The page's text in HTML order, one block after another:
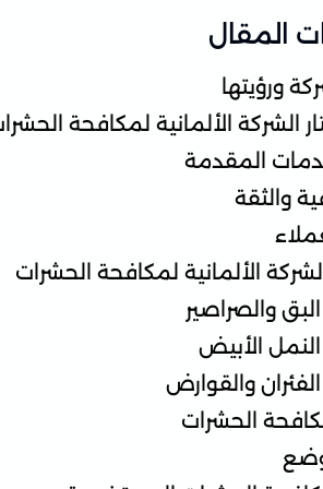
المقال
ورؤيتها
الشركة الألمانية لمكافحة
المقدمة
والثقة
الألمانية لمكافحة الحشرات
والصراصير
الأبيض
والقوارض
الحشرات